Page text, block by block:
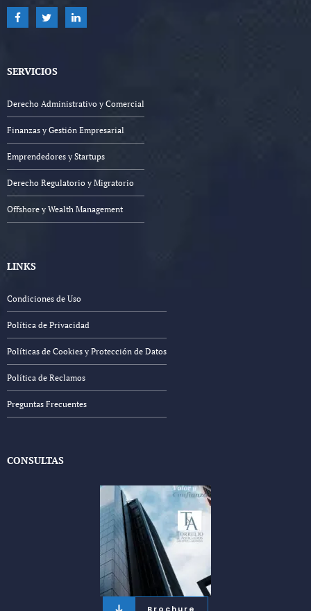
SERVICIOS
Derecho Administrativo y Comercial
Finanzas y Gestión Empresarial
Emprendedores y Startups
Derecho Regulatorio y Migratorio
Offshore y Wealth Management
LINKS
Condiciones de Uso
Política de Privacidad
Políticas de Cookies y Protección de Datos
Política de Reclamos
Preguntas Frecuentes
CONSULTAS